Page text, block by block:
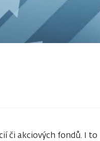
či akciových fondů. I to